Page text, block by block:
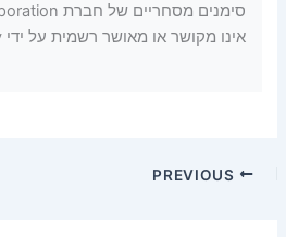
אינו מקושר או מאושר רשמית על ידי Sony.